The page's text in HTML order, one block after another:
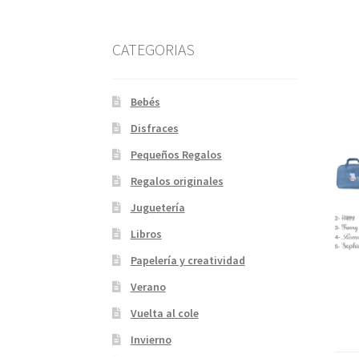
CATEGORIAS
Bebés
Disfraces
Pequeños Regalos
Regalos originales
Juguetería
Libros
Papelería y creatividad
Verano
Vuelta al cole
Invierno